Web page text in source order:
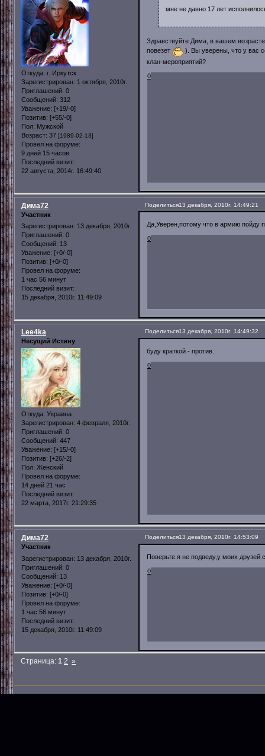
Откуда: г. Иркутск
Зарегистрирован: 1 октября, 2010г.
Приглашений: 0
Сообщений: 312
Уважение: [+19/-0]
Позитив: [+55/-0]
Пол: Мужской
Возраст: 37 [1989-02-13]
Провел на форуме:
9 дней 15 часов
Последний визит:
22 августа, 2014г. 16:49:40
мне не давно 17 лет
Здравствуйте Дима, в вашем
повезет
). Вы уверены, что у вас
клан-мероприятий?
0
Поделиться13 декабря, 2010г. 14:49:21
Дима72
Участник
Зарегистрирован: 13 декабря, 2010г.
Приглашений: 0
Сообщений: 13
Уважение: [+0/-0]
Позитив: [+0/-0]
Провел на форуме:
1 час 56 минут
Последний визит:
15 декабря, 2010г. 11:49:09
Да,Уверен,потому что в армию пойду
0
Поделиться13 декабря, 2010г. 14:49:32
Lee4ka
Несущий Истину
Откуда: Украина
Зарегистрирован: 4 февраля, 2010г.
Приглашений: 0
Сообщений: 447
Уважение: [+15/-0]
Позитив: [+26/-2]
Пол: Женский
Провел на форуме:
14 дней 21 час
Последний визит:
22 марта, 2017г. 21:29:35
буду краткой - против.
0
Поделиться13 декабря, 2010г. 14:53:09
Дима72
Участник
Зарегистрирован: 13 декабря, 2010г.
Приглашений: 0
Сообщений: 13
Уважение: [+0/-0]
Позитив: [+0/-0]
Провел на форуме:
1 час 56 минут
Последний визит:
15 декабря, 2010г. 11:49:09
Поверьте я не подведу,у моих друзей
0
Страница:1 2 »